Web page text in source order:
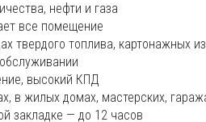
нефти и газа
все помещение
твердого топлива, картонажных
высокий КПД
в жилых домах, мастерских,
закладке — до 12 часов